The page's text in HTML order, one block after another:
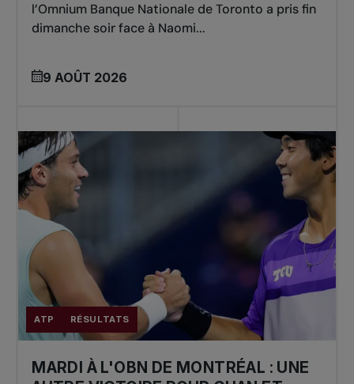
l’Omnium Banque Nationale de Toronto a pris fin
dimanche soir face à Naomi...
9 AOÛT 2026
ATP RÉSULTATS
MARDI À L'OBN DE MONTRÉAL : UNE